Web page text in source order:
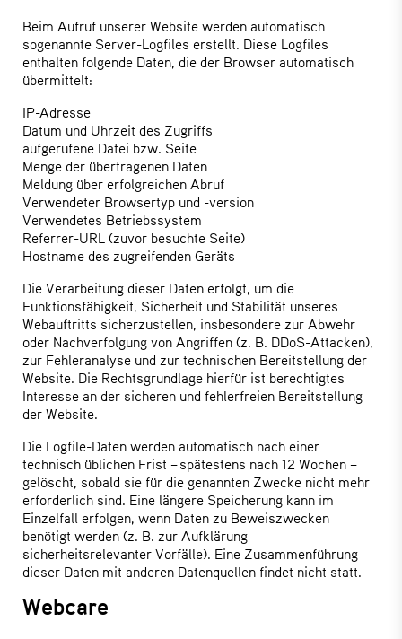
Beim Aufruf unserer Website werden automatisch
sogenannte Server-Logfiles erstellt. Diese Logfiles
enthalten folgende Daten, die der Browser automatisch
übermittelt:
IP-Adresse
Datum und Uhrzeit des Zugriffs
aufgerufene Datei bzw. Seite
Menge der übertragenen Daten
Meldung über erfolgreichen Abruf
Verwendeter Browsertyp und -version
Verwendetes Betriebssystem
Referrer-URL (zuvor besuchte Seite)
Hostname des zugreifenden Geräts
Die Verarbeitung dieser Daten erfolgt, um die
Funktionsfähigkeit, Sicherheit und Stabilität unseres
Webauftritts sicherzustellen, insbesondere zur Abwehr
oder Nachverfolgung von Angriffen (z. B. DDoS-Attacken),
zur Fehleranalyse und zur technischen Bereitstellung der
Website. Die Rechtsgrundlage hierfür ist berechtigtes
Interesse an der sicheren und fehlerfreien Bereitstellung
der Website.
Die Logfile-Daten werden automatisch nach einer
technisch üblichen Frist – spätestens nach 12 Wochen –
gelöscht, sobald sie für die genannten Zwecke nicht mehr
erforderlich sind. Eine längere Speicherung kann im
Einzelfall erfolgen, wenn Daten zu Beweiszwecken
benötigt werden (z. B. zur Aufklärung
sicherheitsrelevanter Vorfälle). Eine Zusammenführung
dieser Daten mit anderen Datenquellen findet nicht statt.
Webcare